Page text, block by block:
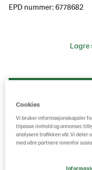
EPD nummer: 6778682
Lagre
Cookies
Vi bruker informasjonskapsler
tilpasse innhold og annonser,
analysere trafikken vår. Vi deler
med våre partnere innenfor